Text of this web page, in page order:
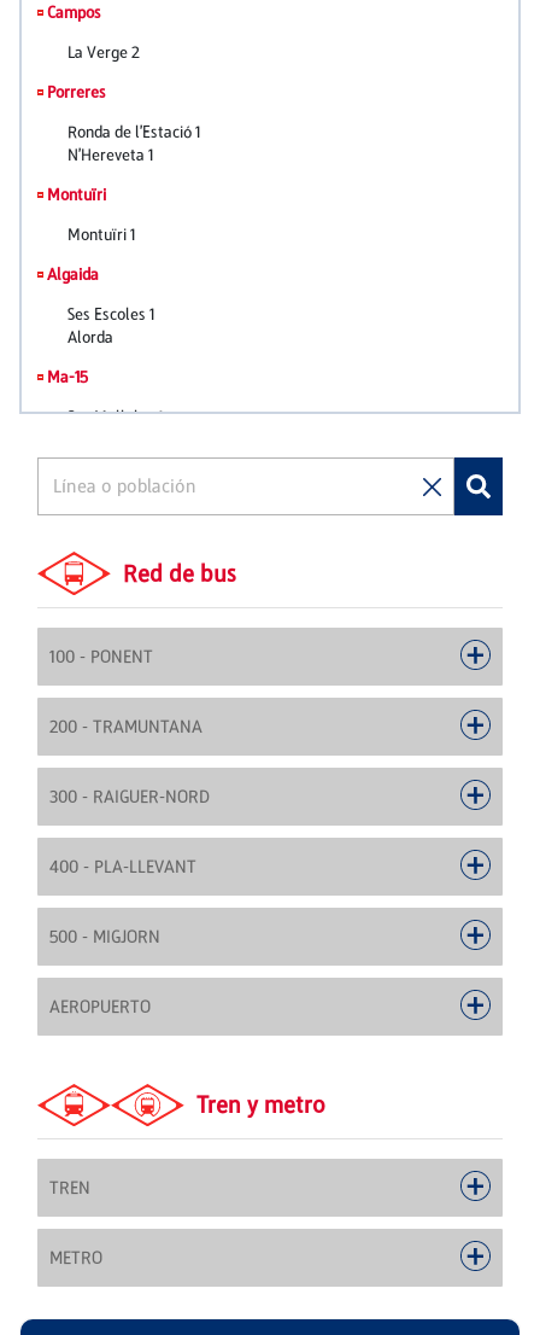
Red de bus
100 - PONENT
200 - TRAMUNTANA
300 - RAIGUER-NORD
400 - PLA-LLEVANT
500 - MIGJORN
AEROPUERTO
Tren y metro
TREN
METRO